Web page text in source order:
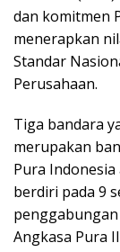
dan komitmen
menerapkan
Standar
Perusahaan.
Tiga bandara
merupakan
Pura
berdiri pada 9
penggabungan
Angkasa Pura